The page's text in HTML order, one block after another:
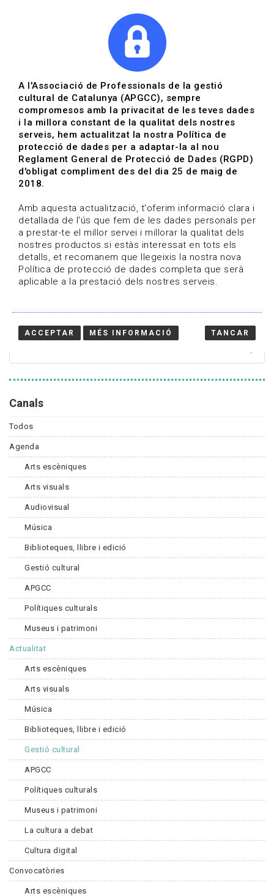
Actualitza't
Vols estar al dia?
HOME / BLOG
Estigues al dia
Convocatòries, activitats i notícies del sector de la
cultura.
Canals
Todos
Agenda
Arts escèniques
Arts visuals
Audiovisual
Música
Biblioteques, llibre i edició
Gestió cultural
APGCC
Polítiques culturals
Museus i patrimoni
Actualitat
Arts escèniques
Arts visuals
Música
Biblioteques, llibre i edició
Gestió cultural
APGCC
Polítiques culturals
Museus i patrimoni
La cultura a debat
Cultura digital
Convocatòries
Arts escèniques
A l'Associació de Professionals de la gestió
cultural de Catalunya (APGCC), sempre
compromesos amb la privacitat de les teves dades
i la millora constant de la qualitat dels nostres
serveis, hem actualitzat la nostra Política de
protecció de dades per a adaptar-la al nou
Reglament General de Protecció de Dades (RGPD)
d'obligat compliment des del dia 25 de maig de
2018.
Amb aquesta actualització, t'oferim informació clara i
detallada de l'ús que fem de les dades personals per
a prestar-te el millor servei i millorar la qualitat dels
nostres productos.si estàs interessat en tots els
detalls, et recomanem que llegeixis la nostra nova
Política de protecció de dades completa que serà
aplicable a la prestació dels nostres serveis.
ACCEPTAR MÉS INFORMACIÓ TANCAR